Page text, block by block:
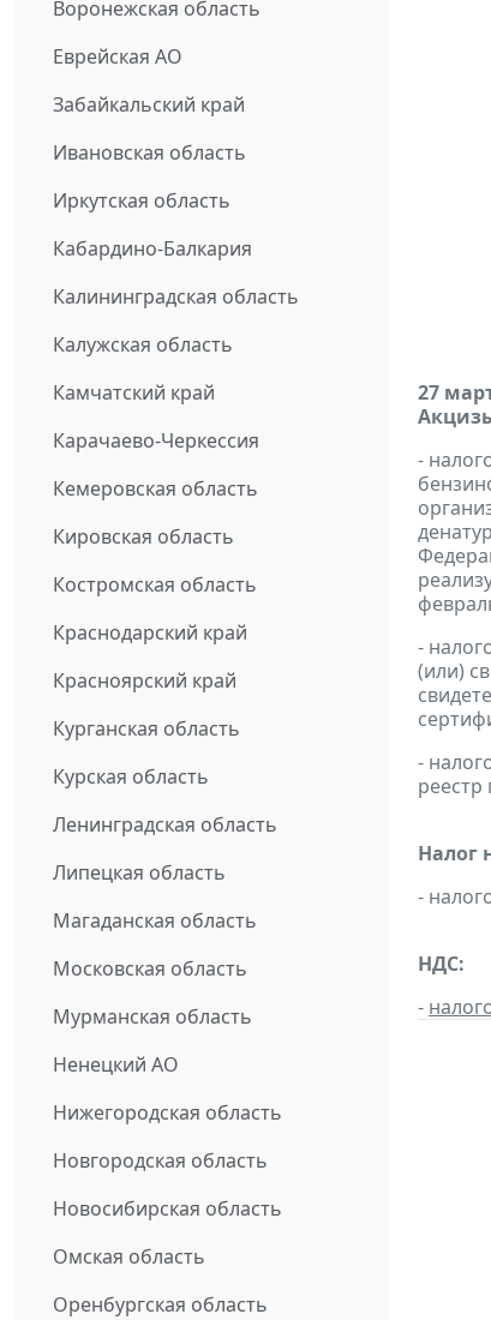
Воронежская область
Еврейская АО
Забайкальский край
Ивановская область
Иркутская область
Кабардино-Балкария
Калининградская область
Калужская область
Камчатский край
Карачаево-Черкессия
Кемеровская область
Кировская область
Костромская область
Краснодарский край
Красноярский край
Курганская область
Курская область
Ленинградская область
Липецкая область
Магаданская область
Московская область
Мурманская область
Ненецкий АО
Нижегородская область
Новгородская область
Новосибирская область
Омская область
Оренбургская область
27
-
-
(или)
-
реестр
Налог
-
НДС:
-